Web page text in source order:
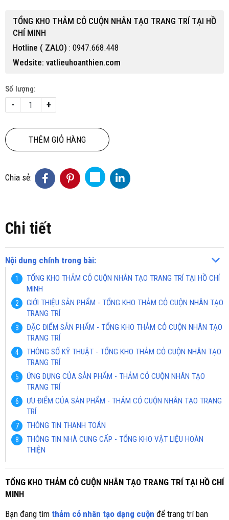
TỔNG KHO THẢM CỎ CUỘN NHÂN TẠO TRANG TRÍ TẠI HỒ
CHÍ MINH
Hotline ( ZALO) : 0947.668.448
Wedsite: vatlieuhoanthien.com
Số lượng:
- +
THÊM GIỎ HÀNG
Chia sẻ:
Chi tiết
Nội dung chính trong bài:
TỔNG KHO THẢM CỎ CUỘN NHÂN TẠO TRANG TRÍ TẠI HỒ CHÍ
MINH
GIỚI THIỆU SẢN PHẨM - TỔNG KHO THẢM CỎ CUỘN NHÂN TẠO
TRANG TRÍ
ĐẶC ĐIỂM SẢN PHẨM - TỔNG KHO THẢM CỎ CUỘN NHÂN TẠO
TRANG TRÍ
THÔNG SỐ KỸ THUẬT - TỔNG KHO THẢM CỎ CUỘN NHÂN TẠO
TRANG TRÍ
ỨNG DỤNG CỦA SẢN PHẨM - THẢM CỎ CUỘN NHÂN TẠO
TRANG TRÍ
ƯU ĐIỂM CỦA SẢN PHẨM - THẢM CỎ CUỘN NHÂN TẠO TRANG
TRÍ
THÔNG TIN THANH TOÁN
THÔNG TIN NHÀ CUNG CẤP - TỔNG KHO VẬT LIỆU HOÀN
THIỆN
TỔNG KHO THẢM CỎ CUỘN NHÂN TẠO TRANG TRÍ TẠI HỒ CHÍ
MINH
Bạn đang tìm thảm cỏ nhân tạo dạng cuộn để trang trí ban